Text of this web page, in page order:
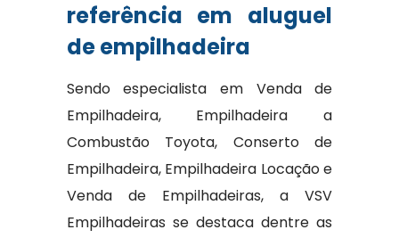
referência em aluguel
de empilhadeira
Sendo especialista em Venda de
Empilhadeira, Empilhadeira a
Combustão Toyota, Conserto de
Empilhadeira, Empilhadeira Locação e
Venda de Empilhadeiras, a VSV
Empilhadeiras se destaca dentre as